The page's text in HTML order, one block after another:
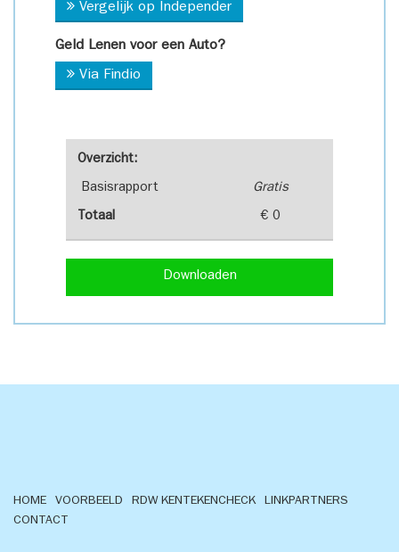
Overzicht:
Basisrapport Gratis
Totaal € 0
Downloaden
Vergelijk op Independer
Geld Lenen voor een Auto?
Via Findio
HOME VOORBEELD RDW KENTEKENCHECK
LINKPARTNERS
CONTACT